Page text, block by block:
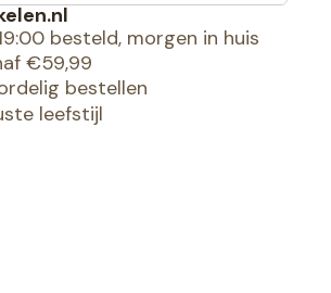
besteld, morgen in huis
€59,99
bestellen
leefstijl